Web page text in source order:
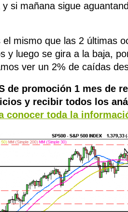
si mañana sigue
el mismo que las 2 últimas
y luego se gira a la baja,
ver un 2% de caídas
de promoción 1 mes de
y recibir todos los
conocer toda la